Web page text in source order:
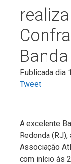
Publicada dia
Tweet
A excelente
Redonda
Associação
com início às